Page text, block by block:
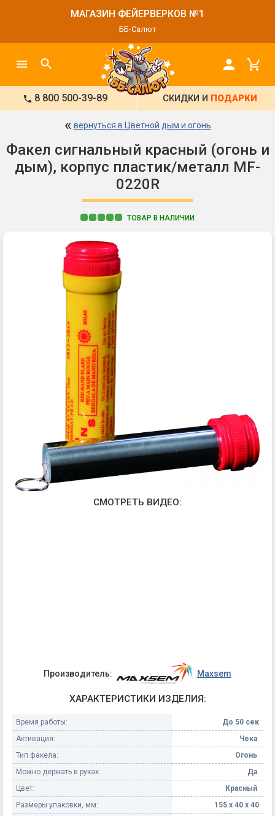
МАГАЗИН ФЕЙЕРВЕРКОВ №1
ББ-Салют
8 800 500-39-89 СКИДКИ И ПОДАРКИ
« вернуться в Цветной дым и огонь
Факел сигнальный красный (огонь и
дым), корпус пластик/металл MF-
0220R
ТОВАР В НАЛИЧИИ
СМОТРЕТЬ ВИДЕО:
Производитель: Maxsem
ХАРАКТЕРИСТИКИ ИЗДЕЛИЯ:
Время работы:
До 50 сек
Активация:
Чека
Тип факела:
Огонь
Можно держать в руках:
Да
Цвет:
Красный
Размеры упаковки, мм:
155 х 40 х 40